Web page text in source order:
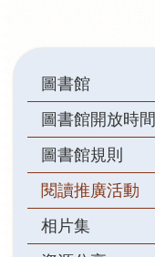
Main
navigation
圖書館
圖書館開放時間
圖書館規則
閱讀推廣活動
相片集